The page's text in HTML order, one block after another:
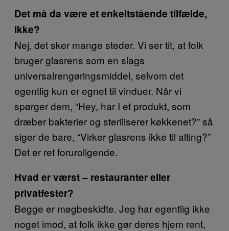
Det må da være et enkeltstående tilfælde,
ikke?
Nej, det sker mange steder. Vi ser tit, at folk
bruger glasrens som en slags
universalrengøringsmiddel, selvom det
egentlig kun er egnet til vinduer. Når vi
spørger dem, “Hey, har I et produkt, som
dræber bakterier og steriliserer køkkenet?” så
siger de bare, “Virker glasrens ikke til alting?”
Det er ret foruroligende.
Hvad er værst – restauranter eller
privatfester?
Begge er møgbeskidte. Jeg har egentlig ikke
noget imod, at folk ikke gør deres hjem rent,